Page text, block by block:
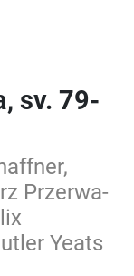
sv. 79-
Przerwa-
Yeats